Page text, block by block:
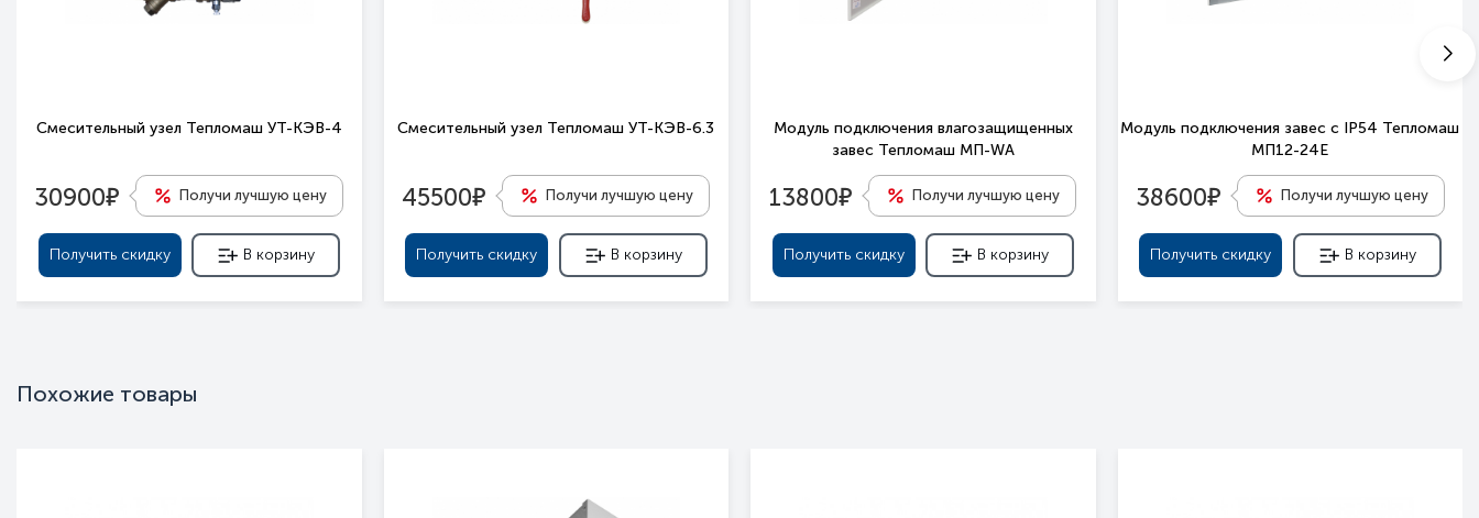
Смесительный узел Тепломаш УТ-КЭВ-4
30900е Получи лучшую цену
Получить скидку В корзину
Смесительный узел Тепломаш УТ-КЭВ-6.3
45500е Получи лучшую цену
Получить скидку В корзину
Модуль подключения влагозащищенных
завес Тепломаш МП-WA
13800е Получи лучшую цену
Получить скидку В корзину
Модуль подключения завес c IP54 Тепломаш
МП12-24Е
38600е Получи лучшую цену
Получить скидку В корзину
Похожие товары